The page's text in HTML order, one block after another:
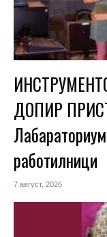
ДОПИР
работилници
7 август, 2026